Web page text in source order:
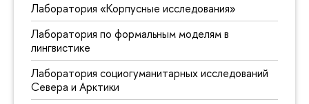
Лаборатория «Корпусные исследования»
Лаборатория по формальным моделям в
лингвистике
Лаборатория социогуманитарных исследований
Севера и Арктики